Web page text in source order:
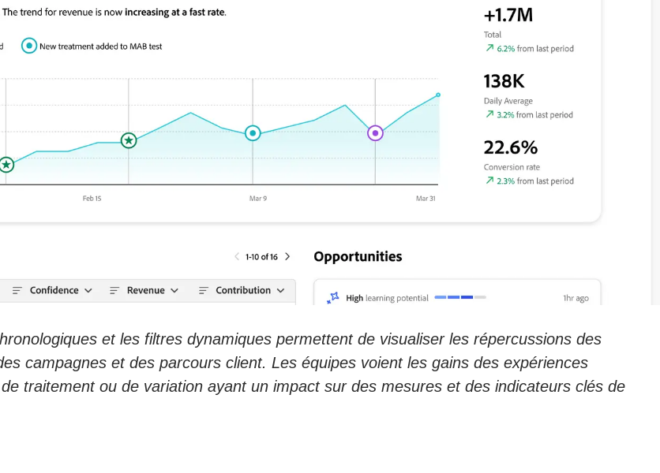
et les filtres dynamiques permettent de visualiser les répercussions des
campagnes et des parcours client. Les équipes voient les gains des expériences
traitement ou de variation ayant un impact sur des mesures et des indicateurs clés de